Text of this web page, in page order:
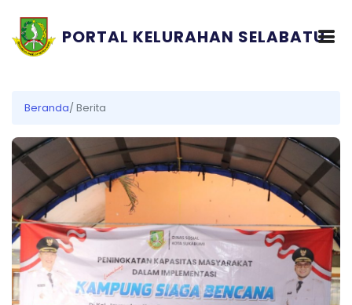
PORTAL KELURAHAN SELABATU
Beranda/ Berita